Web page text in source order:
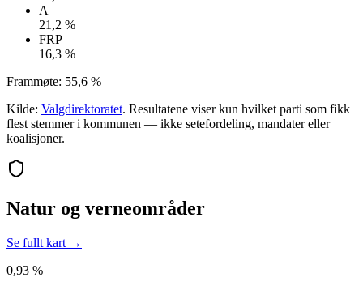
A
21,2 %
FRP
16,3 %
Frammøte: 55,6 %
Kilde: Valgdirektoratet. Resultatene viser kun hvilket parti som fikk
flest stemmer i kommunen — ikke setefordeling, mandater eller
koalisjoner.
Natur og verneområder
Se fullt kart →
0,93 %